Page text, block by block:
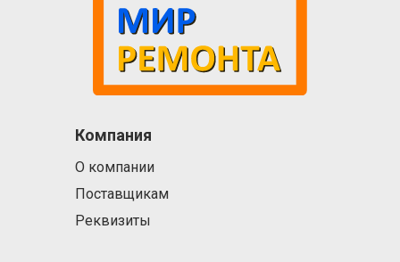
Компания
О компании
Поставщикам
Реквизиты